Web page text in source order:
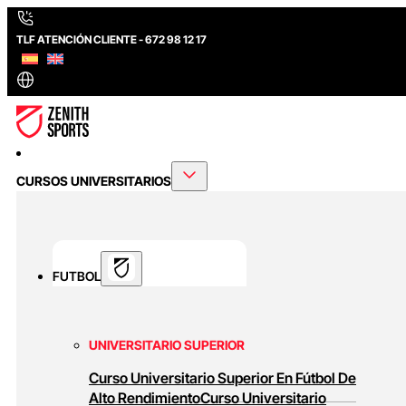
TLF ATENCIÓN CLIENTE - 672 98 12 17
CURSOS UNIVERSITARIOS
FUTBOL
UNIVERSITARIO SUPERIOR
Curso Universitario Superior En Fútbol De
Alto RendimientoCurso Universitario